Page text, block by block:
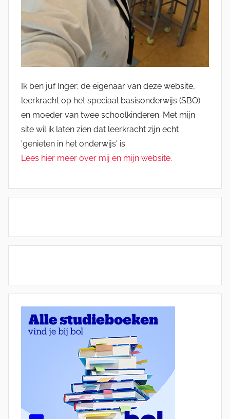
Ik ben juf Inger; de eigenaar van deze website,
leerkracht op het speciaal basisonderwijs (SBO)
en moeder van twee schoolkinderen. Met mijn
site wil ik laten zien dat leerkracht zijn echt
'genieten in het onderwijs' is.
Lees hier meer over mij en mijn website.